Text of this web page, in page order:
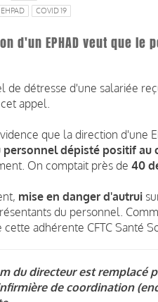
EHPAD COVID 19
d'un EPHAD veut que
de détresse d'une salariée
appel.
que la direction d'une
dépisté positif au
On comptait près de 40
mise en danger d'autrui
du personnel.
cette adhérente CFTC Santé
du directeur est remplacé
de coordination